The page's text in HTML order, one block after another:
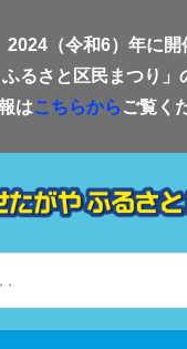
2024（令和6）年に
るさと区民まつり」
はこちらから ご覧く